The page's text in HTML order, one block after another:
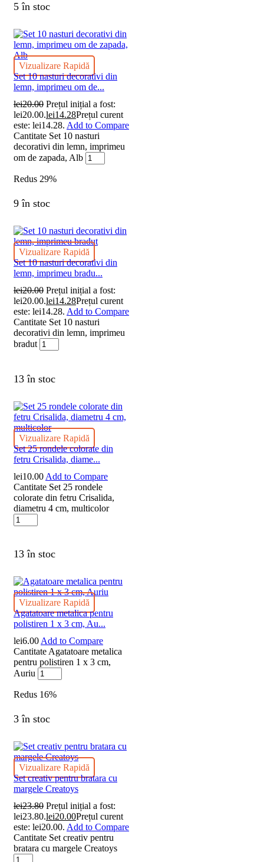
5 în stoc
Vizualizare Rapidă
Set 10 nasturi decorativi din
lemn, imprimeu om de...
lei20.00 Prețul inițial a fost:
lei20.00.lei14.28Prețul curent
este: lei14.28. Add to Compare
Cantitate Set 10 nasturi
decorativi din lemn, imprimeu
om de zapada, Alb
Redus 29%
9 în stoc
Vizualizare Rapidă
Set 10 nasturi decorativi din
lemn, imprimeu bradu...
lei20.00 Prețul inițial a fost:
lei20.00.lei14.28Prețul curent
este: lei14.28. Add to Compare
Cantitate Set 10 nasturi
decorativi din lemn, imprimeu
bradut
13 în stoc
Vizualizare Rapidă
Set 25 rondele colorate din
fetru Crisalida, diame...
lei10.00 Add to Compare
Cantitate Set 25 rondele
colorate din fetru Crisalida,
diametru 4 cm, multicolor
13 în stoc
Vizualizare Rapidă
Agatatoare metalica pentru
polistiren 1 x 3 cm, Au...
lei6.00 Add to Compare
Cantitate Agatatoare metalica
pentru polistiren 1 x 3 cm,
Auriu
Redus 16%
3 în stoc
Vizualizare Rapidă
Set creativ pentru bratara cu
margele Creatoys
lei23.80 Prețul inițial a fost:
lei23.80.lei20.00Prețul curent
este: lei20.00. Add to Compare
Cantitate Set creativ pentru
bratara cu margele Creatoys